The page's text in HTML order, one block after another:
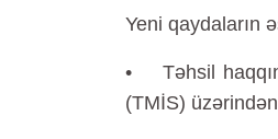
Yeni qaydaların
• Təhsil
(TMİS)